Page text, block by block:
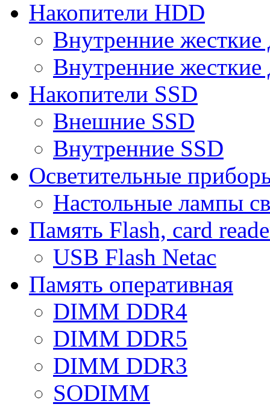
Накопители HDD
Внутренние
Внутренние
Накопители SSD
Внешние SSD
Внутренние SSD
Осветительные
Настольные лампы
Память Flash, card
USB Flash Netac
Память оперативная
DIMM DDR4
DIMM DDR5
DIMM DDR3
SODIMM